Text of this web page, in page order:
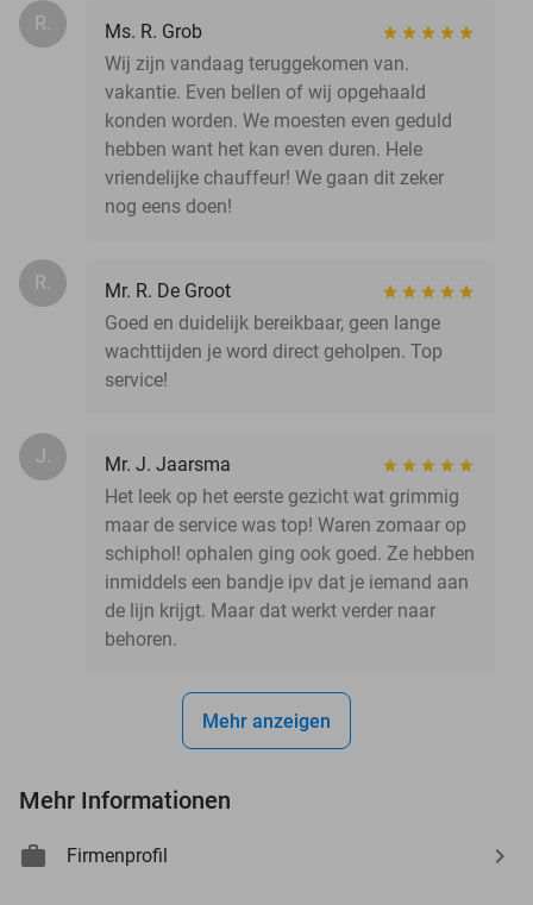
R.
Ms. R. Grob
Wij zijn vandaag teruggekomen van.
vakantie. Even bellen of wij opgehaald
konden worden. We moesten even geduld
hebben want het kan even duren. Hele
vriendelijke chauffeur! We gaan dit zeker
nog eens doen!
R.
Mr. R. De Groot
Goed en duidelijk bereikbaar, geen lange
wachttijden je word direct geholpen. Top
service!
J.
Mr. J. Jaarsma
Het leek op het eerste gezicht wat grimmig
maar de service was top! Waren zomaar op
schiphol! ophalen ging ook goed. Ze hebben
inmiddels een bandje ipv dat je iemand aan
de lijn krijgt. Maar dat werkt verder naar
behoren.
Mehr anzeigen
Mehr Informationen
Firmenprofil